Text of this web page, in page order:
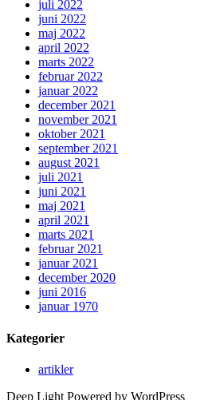
juli 2022
juni 2022
maj 2022
april 2022
marts 2022
februar 2022
januar 2022
december 2021
november 2021
oktober 2021
september 2021
august 2021
juli 2021
juni 2021
maj 2021
april 2021
marts 2021
februar 2021
januar 2021
december 2020
juni 2016
januar 1970
Kategorier
artikler
Deep Light Powered by WordPress